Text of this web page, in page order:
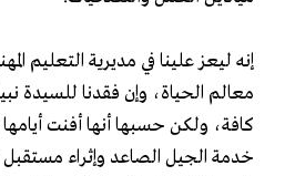
إنه ليعز علينا في مديرية التعليم
معالم الحياة، وإن فقدنا للسيدة
كافة، ولكن حسبها أنها أفنت أيامها
خدمة الجيل الصاعد وإثراء